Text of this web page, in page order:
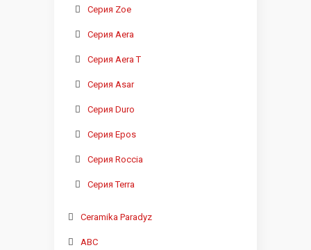
Серия Zoe
Серия Aera
Серия Aera T
Серия Asar
Серия Duro
Серия Epos
Серия Roccia
Серия Terra
Ceramika Paradyz
ABC